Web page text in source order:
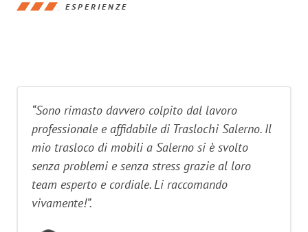
ESPERIENZE
“Sono rimasto davvero colpito dal lavoro
professionale e affidabile di Traslochi Salerno. Il
mio trasloco di mobili a Salerno si è svolto
senza problemi e senza stress grazie al loro
team esperto e cordiale. Li raccomando
vivamente!”.